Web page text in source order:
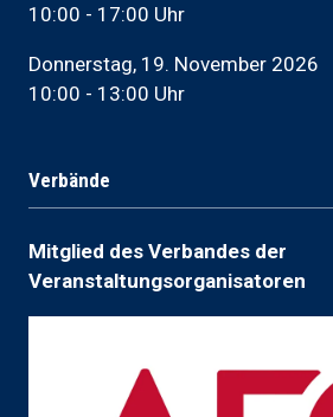
10:00 - 17:00 Uhr
Donnerstag, 19. November 2026
10:00 - 13:00 Uhr
Verbände
Mitglied des Verbandes der
Veranstaltungsorganisatoren